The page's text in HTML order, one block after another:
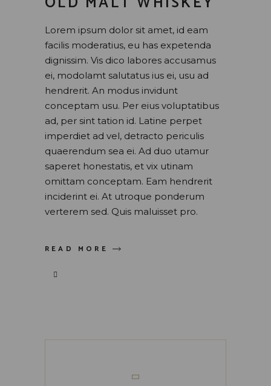
Lorem ipsum dolor sit amet, id eam
facilis moderatius, eu has expetenda
dignissim. Vis dico labores accusamus
ei, modolamt salutatus ius ei, usu ad
hendrerit. An modus invidunt
conceptam usu. Per eius voluptatibus
ad, per sint tation id. Latine perpet
imperdiet ad vel, detracto periculis
quaerendum sea ei. Ad duo utamur
saperet honestatis, et vix utinam
omittam conceptam. Eam hendrerit
inciderint ei. At utroque ponderum
verterem sed. Quis maluisset pro.
READ MORE